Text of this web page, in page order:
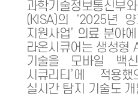
과학기술정보통신부
(KISA)의 ‘2025년
지원사업’ 의료 분야
라온시큐어는 생성형
기술을 모바일 백
시큐리티’에 적용
실시간 탐지 기술도